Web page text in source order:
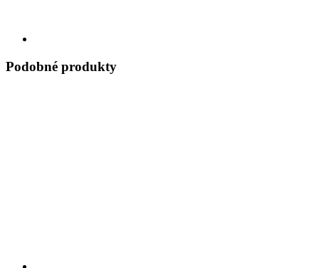
Podobné produkty